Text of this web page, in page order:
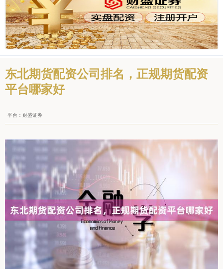
东北期货配资公司排名，正规期货配资
平台哪家好
平台：财盛证券